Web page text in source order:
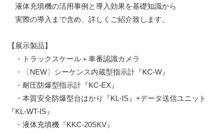
液体充填機の活用事例と導入効果を基礎知識から
実際の導入まで含め、詳しくご紹介致します。
【展示製品】
・トラックスケール＋車番認識カメラ
・〔NEW〕シーケンス内蔵型指示計『KC-W』
・耐圧防爆型指示計『KC-EX』
・本質安全防爆型台はかり『KL-IS』+データ送信ユニット
『KL-WT-IS』
・液体充填機『KKC-20SKV』